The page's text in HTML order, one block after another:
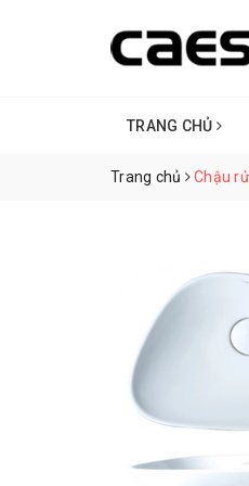
TRANG CHỦ
Trang chủ Chậu